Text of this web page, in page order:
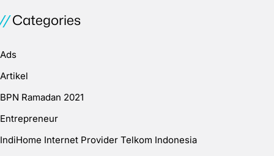
Categories
Ads
Artikel
BPN Ramadan 2021
Entrepreneur
IndiHome Internet Provider Telkom Indonesia